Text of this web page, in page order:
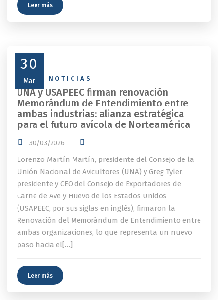
Leer más
30
Mar
NEWS NOTICIAS
UNA y USAPEEC firman renovación
Memorándum de Entendimiento entre
ambas industrias: alianza estratégica
para el futuro avícola de Norteamérica
30/03/2026
Lorenzo Martín Martín, presidente del Consejo de la
Unión Nacional de Avicultores (UNA) y Greg Tyler,
presidente y CEO del Consejo de Exportadores de
Carne de Ave y Huevo de los Estados Unidos
(USAPEEC, por sus siglas en inglés), firmaron la
Renovación del Memorándum de Entendimiento entre
ambas organizaciones, lo que representa un nuevo
paso hacia el[…]
Leer más